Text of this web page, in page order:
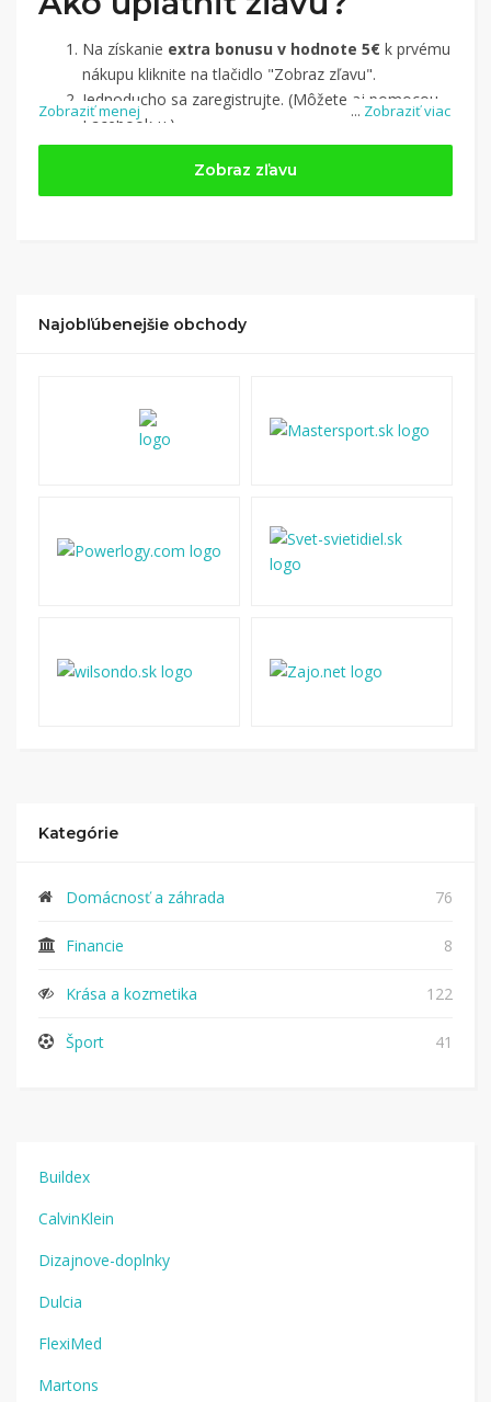
... Zobraziť viac
Na získanie extra bonusu v hodnote 5€ k prvému
nákupu kliknite na tlačidlo "Zobraz zľavu".
Jednoducho sa zaregistrujte. (Môžete aj pomocou
Facebook-u.)
Jednoducho sinájdite obchod, pomocou služby
(v ponuke je cca 1 500 obchodov).
Kliknite na tlačidlo „Nakupovať“.(Následne
nákupu, si tieto peniaze môžete dať hneď vyplatiť
Zobraziť menej
Zobraz zľavu
Najobľúbenejšie obchody
Kategórie
Domácnosť a záhrada 76
Financie 8
Krása a kozmetika 122
Šport 41
Buildex
CalvinKlein
Dizajnove-doplnky
Dulcia
FlexiMed
Martons